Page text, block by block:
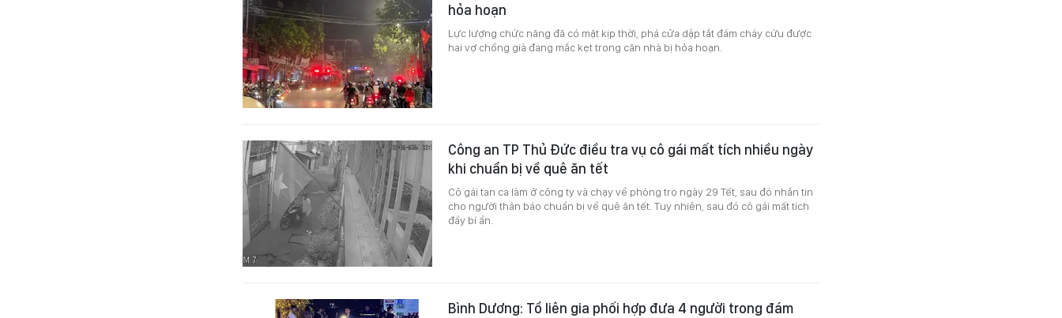
hỏa hoạn
Lực lượng chức năng đã có mặt kịp thời, phá cửa dập tắt đám cháy cứu được
hai vợ chồng già đang mắc kẹt trong căn nhà bị hỏa hoạn.
Công an TP Thủ Đức điều tra vụ cô gái mất tích nhiều ngày
khi chuẩn bị về quê ăn tết
Cô gái tan ca làm ở công ty và chạy về phòng trọ ngày 29 Tết, sau đó nhắn tin
cho người thân báo chuẩn bị về quê ăn tết. Tuy nhiên, sau đó cô gái mất tích
đầy bí ẩn.
Bình Dương: Tổ liên gia phối hợp đưa 4 người trong đám